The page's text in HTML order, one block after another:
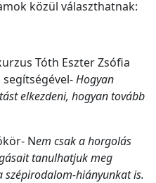
közül választhatnak:
Tóth Eszter Zsófia
Hogyan
elkezdeni, hogyan tovább
Nem csak a horgolás
tanulhatjuk meg
hiányunkat is.